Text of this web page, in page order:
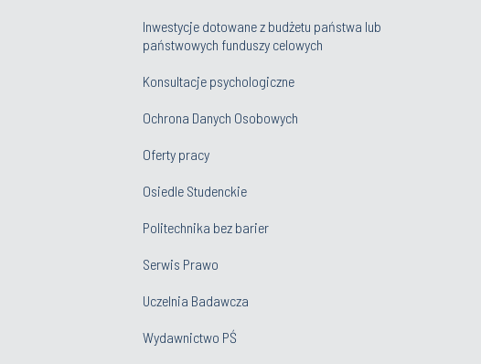
Inwestycje dotowane z budżetu państwa lub
państwowych funduszy celowych
Konsultacje psychologiczne
Ochrona Danych Osobowych
Oferty pracy
Osiedle Studenckie
Politechnika bez barier
Serwis Prawo
Uczelnia Badawcza
Wydawnictwo PŚ